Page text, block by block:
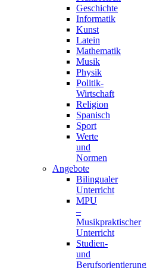
Geschichte
Informatik
Kunst
Latein
Mathematik
Musik
Physik
Politik-
Wirtschaft
Religion
Spanisch
Sport
Werte
und
Normen
Angebote
Bilingualer
Unterricht
MPU
–
Musikpraktischer
Unterricht
Studien-
und
Berufsorientierung